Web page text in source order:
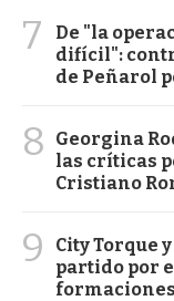
7
De "la
difícil":
de Peñarol
8
Georgina
las críticas
Cristiano
9
City Torque
partido por